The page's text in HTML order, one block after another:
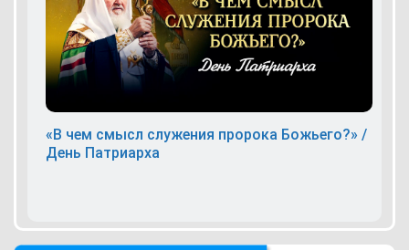
«В чем смысл служения пророка Божьего?» /
День Патриарха